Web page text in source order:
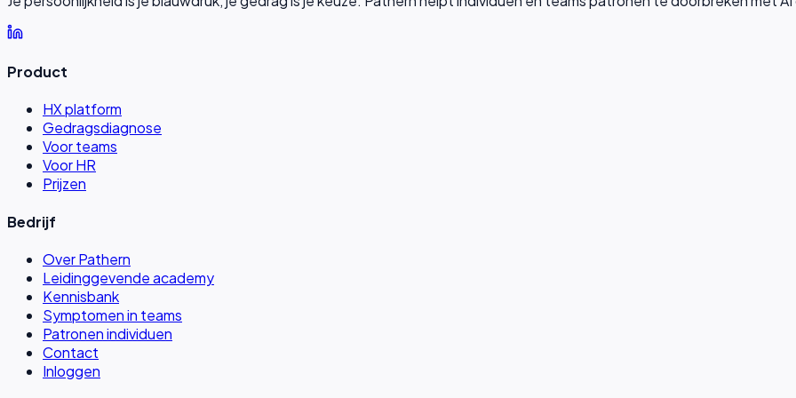
Product
HX platform
Gedragsdiagnose
Voor teams
Voor HR
Prijzen
Bedrijf
Over Pathern
Leidinggevende academy
Kennisbank
Symptomen in teams
Patronen individuen
Contact
Inloggen